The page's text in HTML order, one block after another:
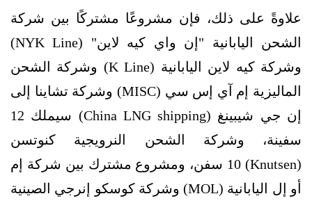
علاوةً على ذلك، فإن مشروعًا مشتركًا بين شركة
الشحن اليابانية "إن واي كيه لاين" (NYK Line)
وشركة كيه لاين اليابانية (K Line) وشركة الشحن
الماليزية إم آي إس سي (MISC) وشركة تشاينا إلى
إن جي شيبينغ (China LNG shipping) سيملك 12
سفينة، وشركة الشحن النرويجية كنوتسن
(Knutsen) 10 سفن، ومشروع مشترك بين شركة إم
أو إل اليابانية (MOL) وشركة كوسكو إنرجي الصينية